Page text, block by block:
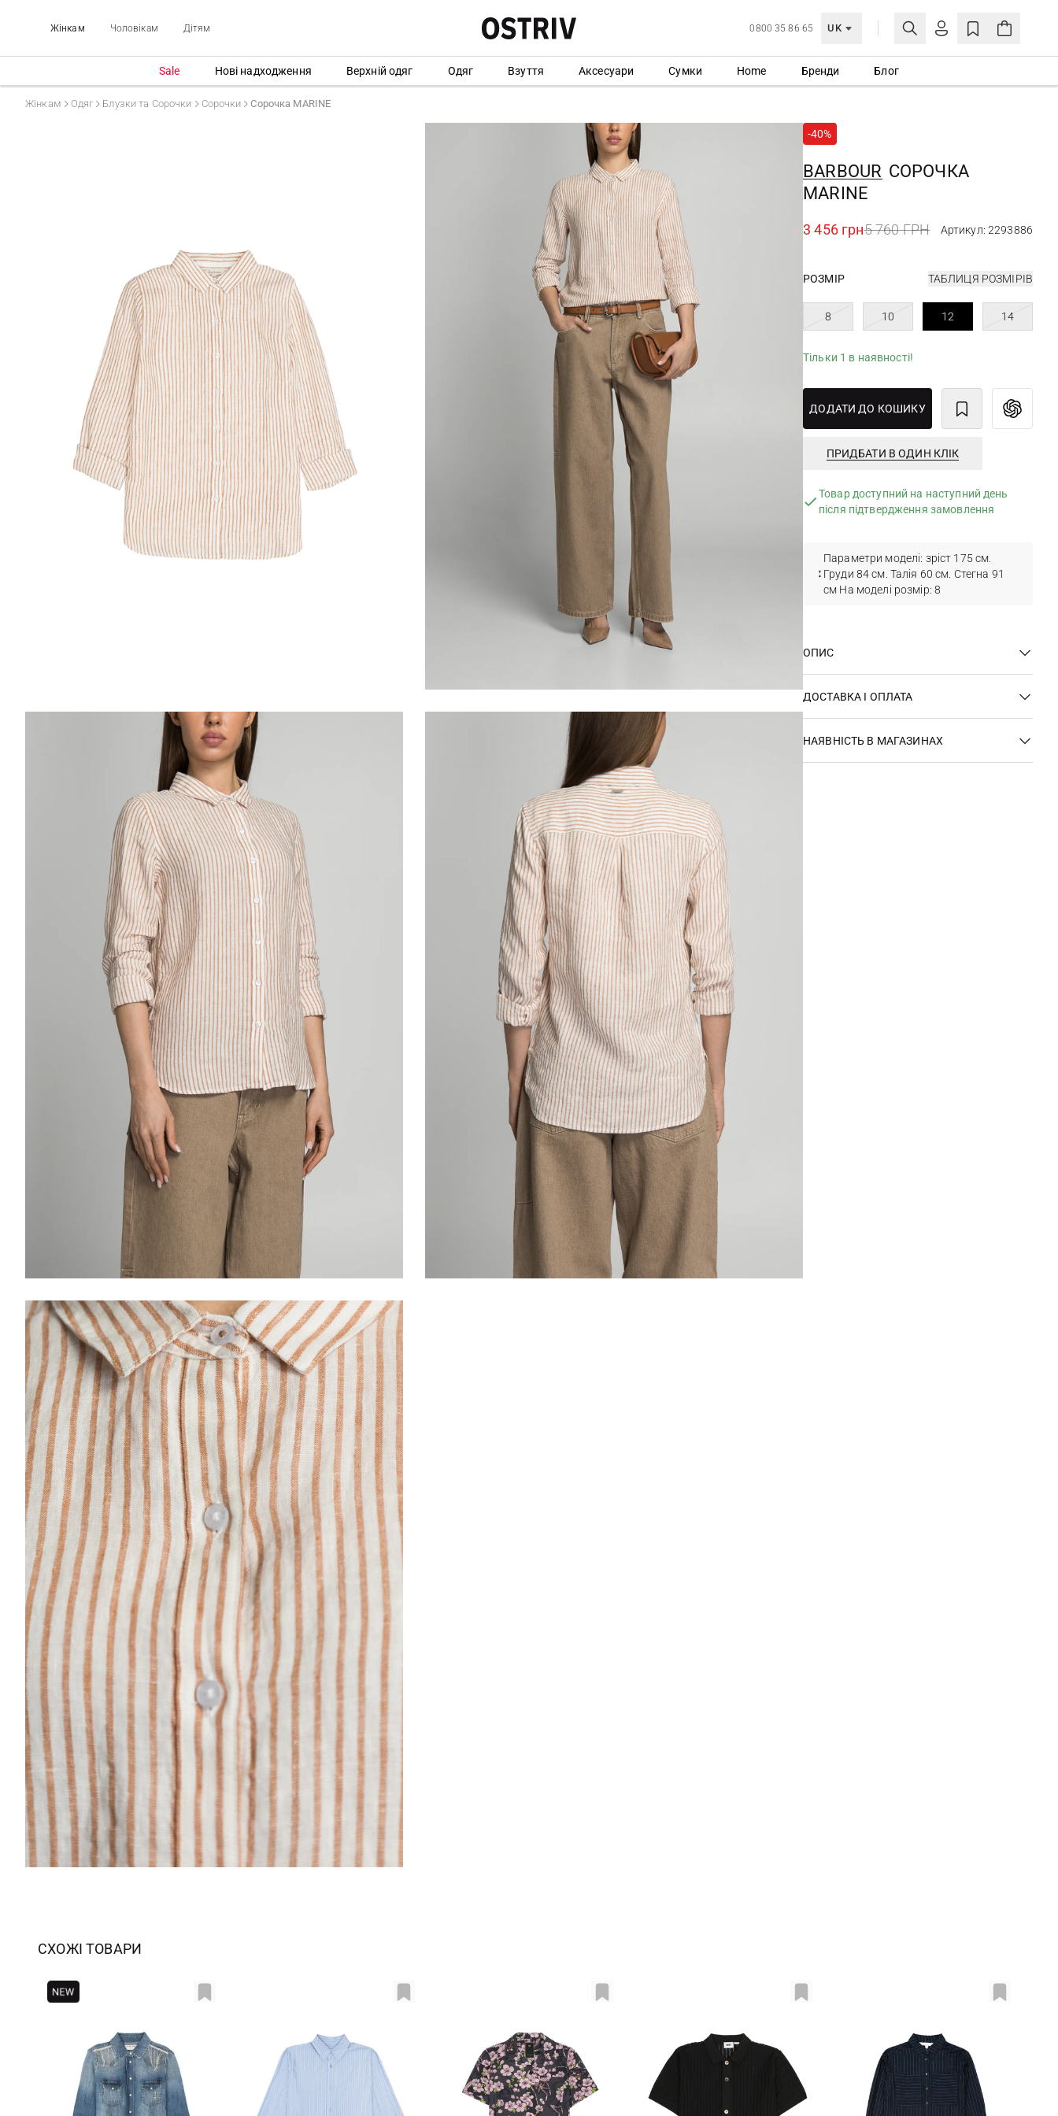
Жінкам Чоловікам Дітям 0800 35 86 65 UK
МОЯ ОБЛІКІВКА
СТВОРИТИ ОБЛІКІВКУ
Sale Нові надходження Верхній одяг Одяг Взуття Аксесуари Сумки Home Бренди Блог
Жінкам Одяг Блузки та Сорочки Сорочки Сорочка MARINE
-40%
BARBOUR СОРОЧКА
MARINE
3 456 грн5 760 ГРН Артикул: 2293886
РОЗМІР ТАБЛИЦЯ РОЗМІРІВ
8 10 12 14
Тільки 1 в наявності!
ДОДАТИ ДО КОШИКУ
ПРИДБАТИ В ОДИН КЛІК
Товар доступний на наступний день
після підтвердження замовлення
Параметри моделі: зріст 175 см.
Груди 84 см. Талія 60 см. Стегна 91
см На моделі розмір: 8
ОПИС
ДОСТАВКА І ОПЛАТА
НАЯВНІСТЬ В МАГАЗИНАХ
СХОЖІ ТОВАРИ